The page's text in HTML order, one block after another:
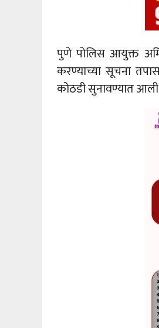
पुणे पोलिस आयुक्त
करण्याच्या सूचना
कोठडी सुनावण्यात